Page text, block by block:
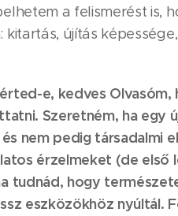
a felismerést is,
kitartás, újítás
e, kedves
Szeretném, ha egy
nem pedig társadalmi
érzelmeket (de első
tudnád, hogy
eszközökhöz nyúltál.